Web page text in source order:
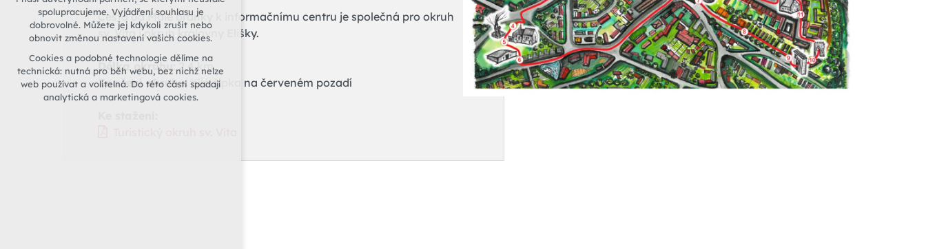
Cesta od Malé branky k informačnímu centru je společná pro okruh
sv. Víta i okruh královny Elišky.
Délka okruhu:2,4 km
Značení okruhu: bílá šipka na červeném pozadí
Více informací o cookies na našem webu
Odmítnout vše
spolupracujeme. Vyjádření souhlasu je
dobrovolné. Můžete jej kdykoli zrušit nebo
obnovit změnou nastavení vašich cookies.
Cookies a podobné technologie dělíme na
technická: nutná pro běh webu, bez nichž nelze
web používat a volitelná. Do této části spadají
analytická a marketingová cookies.